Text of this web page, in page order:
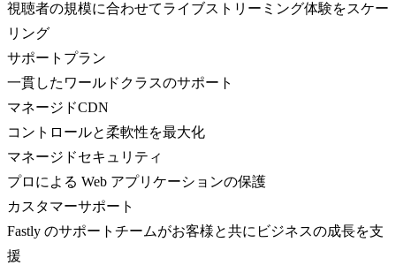
視聴者の規模に合わせてライブストリーミング体験をスケー
リング
サポートプラン
一貫したワールドクラスのサポート
マネージドCDN
コントロールと柔軟性を最大化
マネージドセキュリティ
プロによる Web アプリケーションの保護
カスタマーサポート
Fastly のサポートチームがお客様と共にビジネスの成長を支
援